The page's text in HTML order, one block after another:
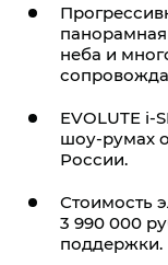
неба и
EVOLUTE
шоу-румах
России.
Стоимость
3 990 000
поддержки.